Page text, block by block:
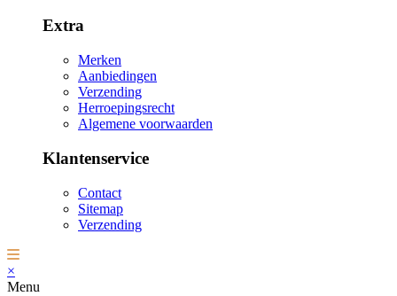
Extra
Merken
Aanbiedingen
Verzending
Herroepingsrecht
Algemene voorwaarden
Klantenservice
Contact
Sitemap
Verzending
×
Menu